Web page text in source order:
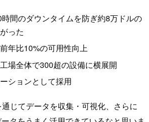
間のダウンタイムを防ぎ約8万ドルの
った
年比10%の可用性向上
場全体で300超の設備に横展開
ションとして採用
じてデータを収集・可視化、さらに